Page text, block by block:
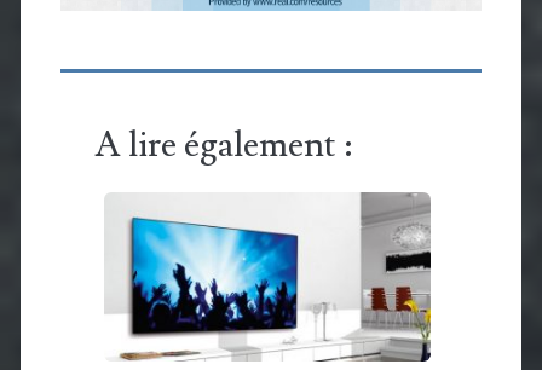
A lire également :